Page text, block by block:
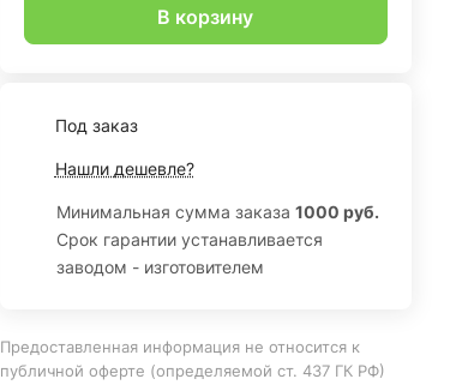
В корзину
Под заказ
Нашли дешевле?
Минимальная сумма заказа 1000 руб.
Срок гарантии устанавливается
заводом - изготовителем
Предоставленная информация не относится к
публичной оферте (определяемой ст. 437 ГК РФ)